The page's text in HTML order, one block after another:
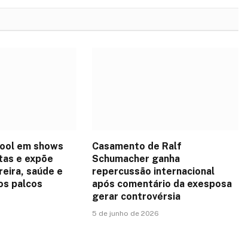
em shows
e expõe
saúde e
palcos
Casamento de Ralf
Schumacher ganha
repercussão internacional
após comentário da exesposa
gerar controvérsia
5 de junho de 2026